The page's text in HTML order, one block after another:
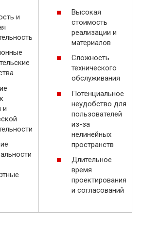
и
и
Высокая
стоимость
реализации и
материалов
Сложность
технического
обслуживания
Потенциальное
неудобство для
пользователей
из-за
нелинейных
пространств
Длительное
время
проектирования
и согласований